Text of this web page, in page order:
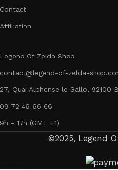
Contact
Affiliation
Legend Of Zelda Shop
contact@legend-of-zelda-
27, Quai Alphonse le Gallo, 92100
09 72 46 66 66
9h - 17h (GMT +1)
©2025, Legend